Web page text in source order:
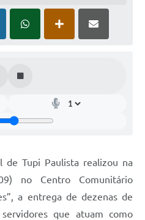
de Tupi Paulista realizou na
no Centro Comunitário
a entrega de dezenas de
que atuam como